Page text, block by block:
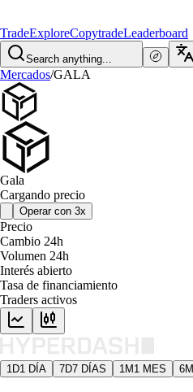
TradeExploreCopytradeLeaderboard
Search anything...
Mercados/GALA
Gala
Cargando precio
Operar con 3x
Precio
Cambio 24h
Volumen 24h
Interés abierto
Tasa de financiamiento
Traders activos
1D1 DÍA 7D7 DÍAS 1M 1 MES 6M